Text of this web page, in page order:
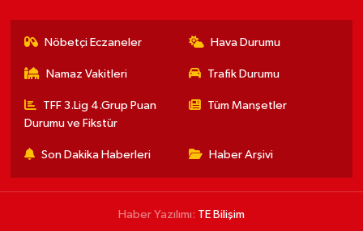
Nöbetçi Eczaneler Hava Durumu
Namaz Vakitleri Trafik Durumu
TFF 3.Lig 4.Grup Puan
Durumu ve Fikstür
Tüm Manşetler
Son Dakika Haberleri Haber Arşivi
Haber Yazılımı: TE Bilişim